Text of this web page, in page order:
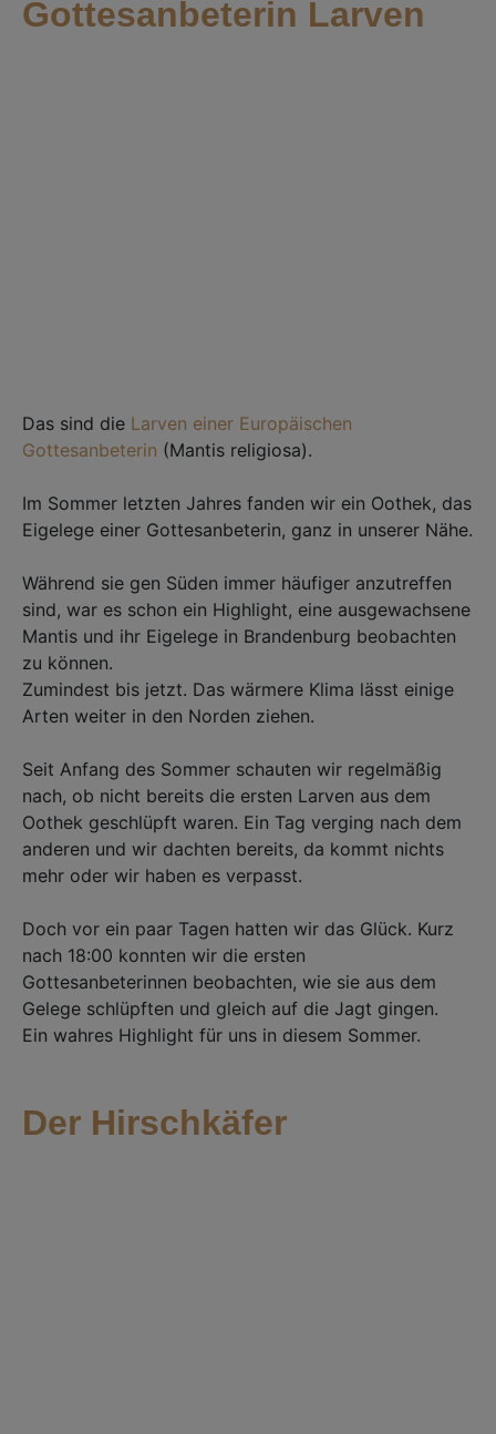
Gottesanbeterin Larven
Das sind die Larven einer Europäischen
Gottesanbeterin (Mantis religiosa). ⁣
Im Sommer letzten Jahres fanden wir ein Oothek, das
Eigelege einer Gottesanbeterin, ganz in unserer Nähe.
Während sie gen Süden immer häufiger anzutreffen
sind, war es schon ein Highlight, eine ausgewachsene
Mantis und ihr Eigelege in Brandenburg beobachten
zu können. ⁣
Zumindest bis jetzt. Das wärmere Klima lässt einige
Arten weiter in den Norden ziehen. ⁣
Seit Anfang des Sommer schauten wir regelmäßig
nach, ob nicht bereits die ersten Larven aus dem
Oothek geschlüpft waren. Ein Tag verging nach dem
anderen und wir dachten bereits, da kommt nichts
mehr oder wir haben es verpasst. ⁣
Doch vor ein paar Tagen hatten wir das Glück. Kurz
nach 18:00 konnten wir die ersten
Gottesanbeterinnen beobachten, wie sie aus dem
Gelege schlüpften und gleich auf die Jagt gingen. ⁣
Ein wahres Highlight für uns in diesem Sommer.
Der Hirschkäfer